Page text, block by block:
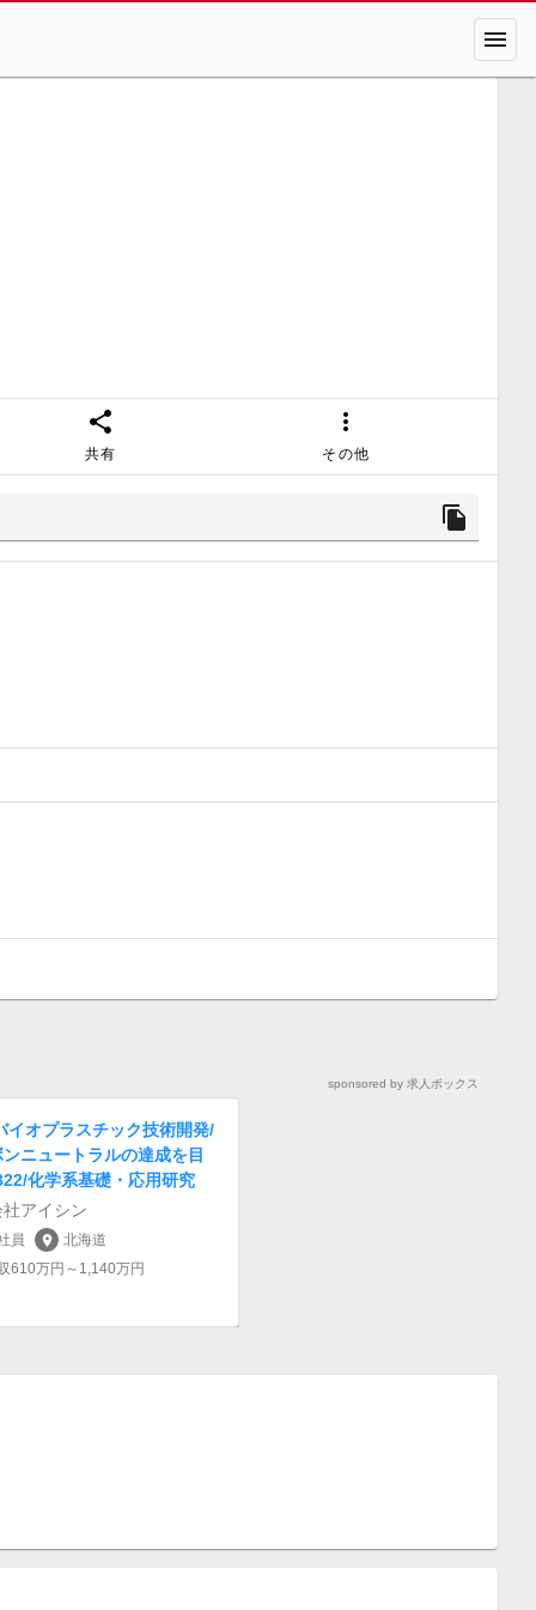
menu
share
共有
more_vert
その他
file_copy
sponsored by 求人ボックス
イオプラスチック技術開発/
ニュートラルの達成を目
化学系基礎・応用研究
アイシン
員 location_on 北海道
610万円～1,140万円